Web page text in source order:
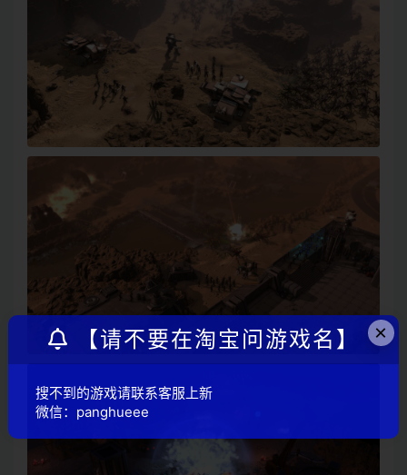
×
【请不要在淘宝问游戏名】
搜不到的游戏请联系客服上新
微信：panghueee